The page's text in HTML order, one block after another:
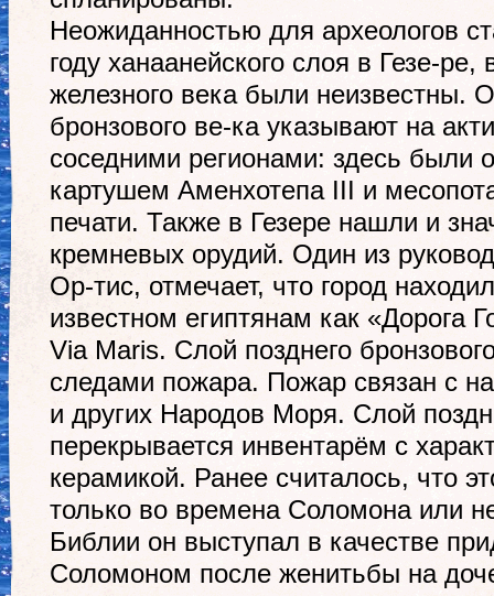
Неожиданностью для археологов
году ханаанейского слоя в Гезе-
железного века были неизвестны.
бронзового ве-ка указывают на
соседними регионами: здесь были
картушем Аменхотепа III и
печати. Также в Гезере нашли и
кремневых орудий. Один из
Ор-тис, отмечает, что город
известном египтянам как «Дорога
Via Maris. Слой позднего
следами пожара. Пожар связан с
и других Народов Моря. Слой
перекрывается инвентарём с
керамикой. Ранее считалось, что
только во времена Соломона или
Библии он выступал в качестве
Соломоном после женитьбы на